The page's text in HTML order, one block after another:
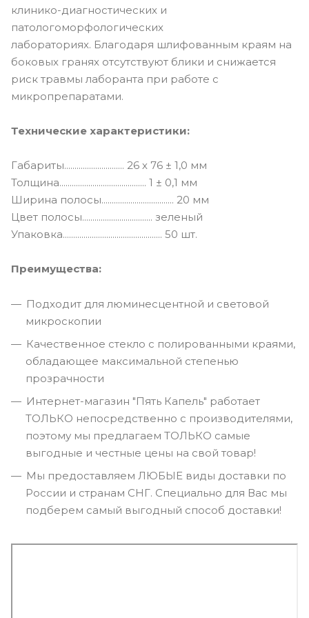
клинико-диагностических и
патологоморфологических
лабораториях. Благодаря шлифованным краям на
боковых гранях отсутствуют блики и снижается
риск травмы лаборанта при работе с
микропрепаратами.
Технические характеристики:
Габариты............................. 26 х 76 ± 1,0 мм
Толщина.......................................... 1 ± 0,1 мм
Ширина полосы................................... 20 мм
Цвет полосы.................................. зеленый
Упаковка................................................ 50 шт.
Преимущества:
Подходит для люминесцентной и световой
микроскопии
Качественное стекло с полированными краями,
обладающее максимальной степенью
прозрачности
Интернет-магазин "Пять Капель" работает
ТОЛЬКО непосредственно с производителями,
поэтому мы предлагаем ТОЛЬКО самые
выгодные и честные цены на свой товар!
Мы предоставляем ЛЮБЫЕ виды доставки по
России и странам СНГ. Специально для Вас мы
подберем самый выгодный способ доставки!